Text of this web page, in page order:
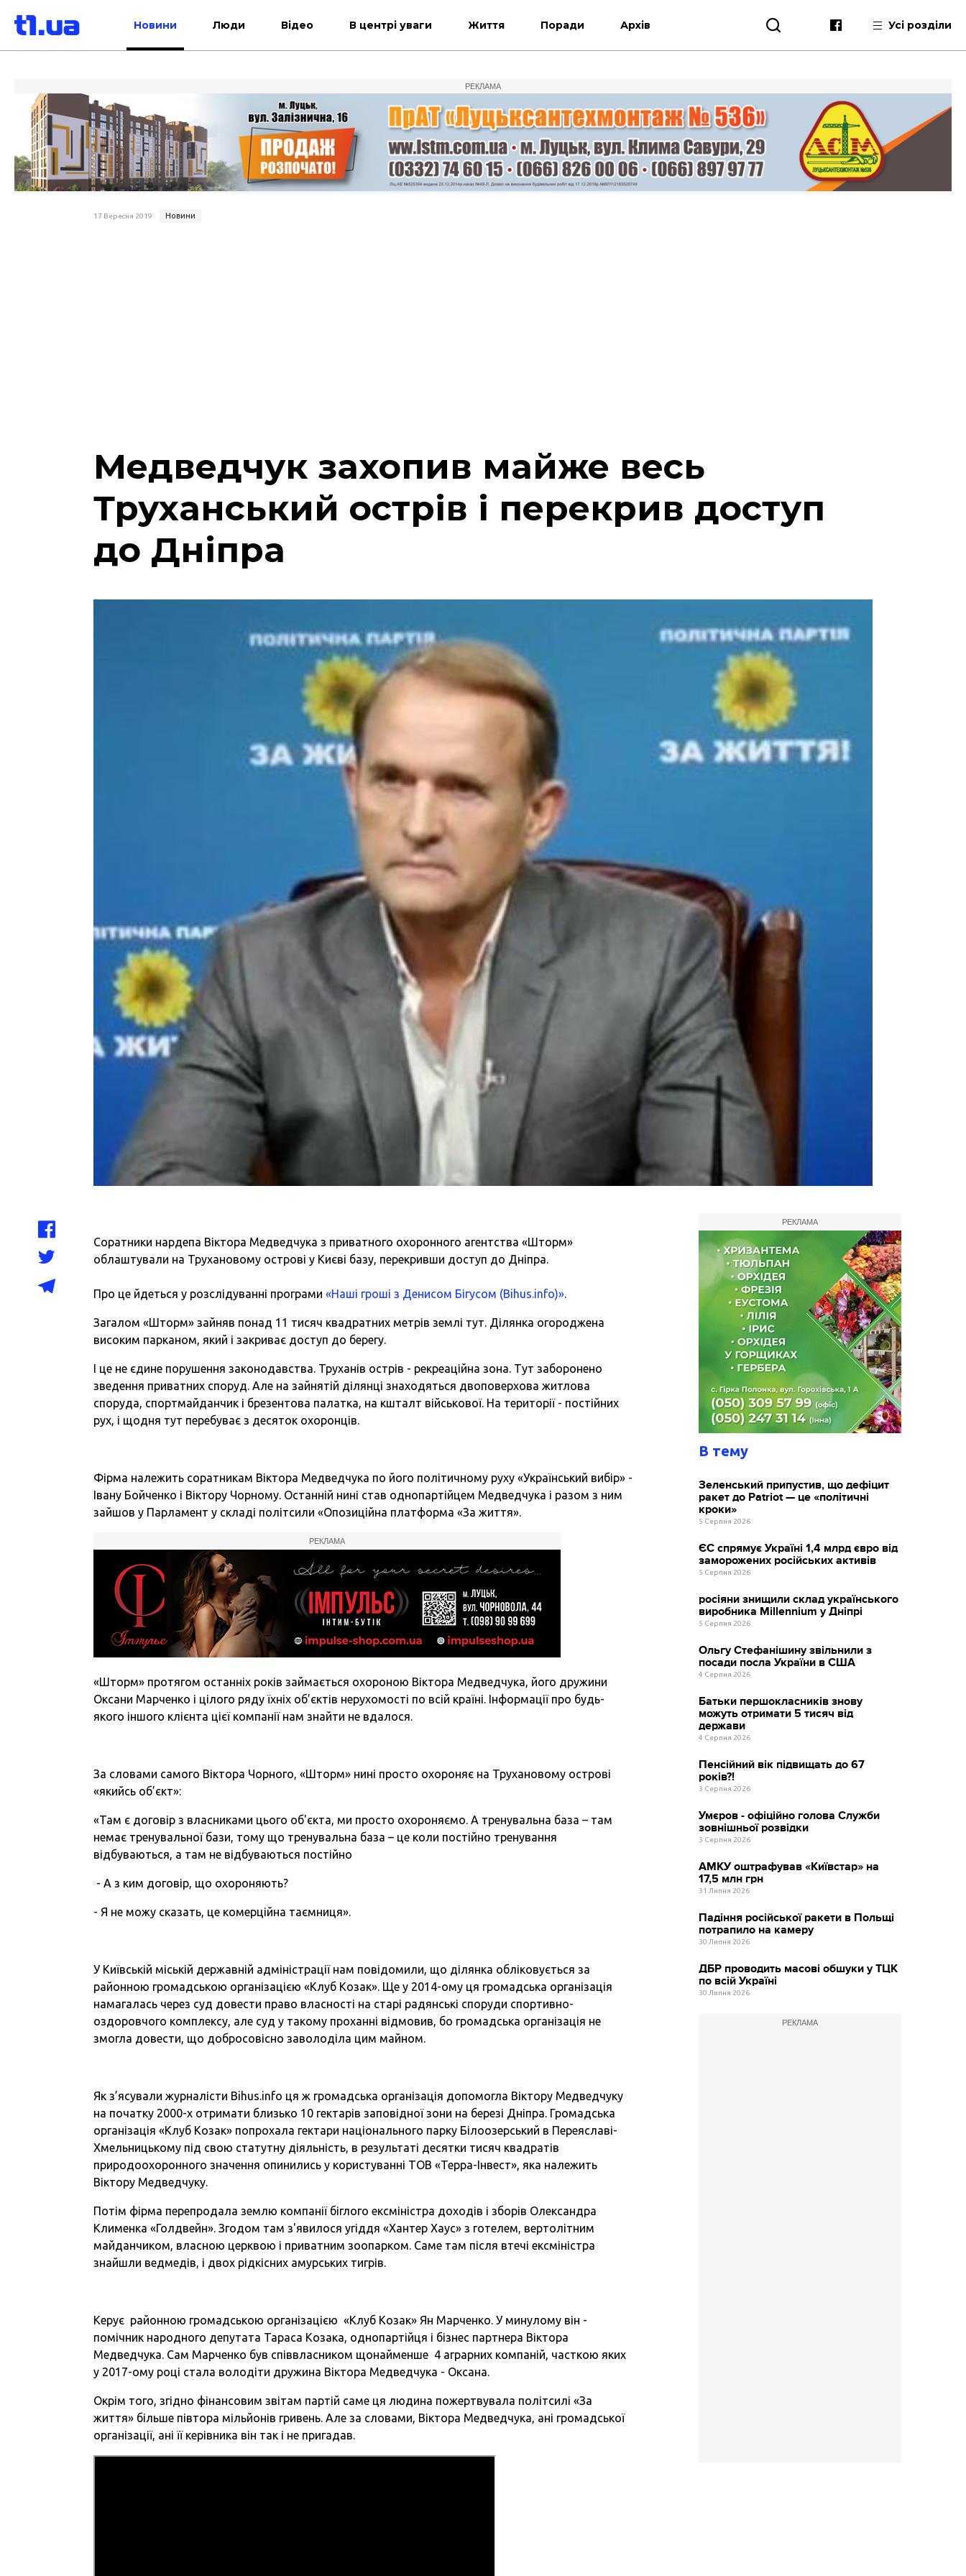
Новини Люди Відео В центрі уваги Життя Поради Архів Усі розділи
РЕКЛАМА
17 Вересня 2019 Новини
Медведчук захопив майже весь
Труханський острів і перекрив доступ
до Дніпра
Соратники нардепа Віктора Медведчука з приватного охоронного агентства «Шторм»
облаштували на Трухановому острові у Києві базу, перекривши доступ до Дніпра.
Про це йдеться у розслідуванні програми«Наші гроші з Денисом Бігусом (Bihus.info)».
Загалом «Шторм» зайняв понад 11 тисяч квадратних метрів землі тут. Ділянка огороджена
високим парканом, який і закриває доступ до берегу.
І це не єдине порушення законодавства. Труханів острів - рекреаційна зона. Тут заборонено
зведення приватних споруд. Але на зайнятій ділянці знаходяться двоповерхова житлова
споруда, спортмайданчик і брезентова палатка, на кшталт військової. На території - постійних
рух, і щодня тут перебуває з десяток охоронців.
Фірма належить соратникам Віктора Медведчука по його політичному руху «Український вибір» -
Івану Бойченко і Віктору Чорному. Останній нині став однопартійцем Медведчука і разом з ним
зайшов у Парламент у складі політсили «Опозиційна платформа «За життя».
РЕКЛАМА
«Шторм» протягом останніх років займається охороною Віктора Медведчука, його дружини
Оксани Марченко і цілого ряду їхніх об’єктів нерухомості по всій країні. Інформації про будь-
якого іншого клієнта цієї компанії нам знайти не вдалося.
За словами самого Віктора Чорного, «Шторм» нині просто охороняє на Трухановому острові
«якийсь об’єкт»:
«Там є договір з власниками цього об'єкта, ми просто охороняємо. А тренувальна база – там
немає тренувальної бази, тому що тренувальна база – це коли постійно тренування
відбуваються, а там не відбуваються постійно
- А з ким договір, що охороняють?
- Я не можу сказать, це комерційна таємниця».
У Київській міській державній адміністрації нам повідомили, що ділянка обліковується за
районною громадською організацією «Клуб Козак». Ще у 2014-ому ця громадська організація
намагалась через суд довести право власності на старі радянські споруди спортивно-
оздоровчого комплексу, але суд у такому проханні відмовив, бо громадська організація не
змогла довести, що добросовісно заволоділа цим майном.
Як з’ясували журналісти Bihus.info ця ж громадська організація допомогла Віктору Медведчуку
на початку 2000-х отримати близько 10 гектарів заповідної зони на березі Дніпра. Громадська
організація «Клуб Козак» попрохала гектари національного парку Білоозерський в Переяславі-
Хмельницькому під свою статутну діяльність, в результаті десятки тисяч квадратів
природоохоронного значення опинились у користуванні ТОВ «Терра-Інвест», яка належить
Віктору Медведчуку.
Потім фірма перепродала землю компанії біглого ексміністра доходів і зборів Олександра
Клименка «Голдвейн». Згодом там з'явилося угіддя «Хантер Хаус» з готелем, вертолітним
майданчиком, власною церквою і приватним зоопарком. Саме там після втечі ексміністра
знайшли ведмедів, і двох рідкісних амурських тигрів.
Керує районною громадською організацією «Клуб Козак» Ян Марченко. У минулому він -
помічник народного депутата Тараса Козака, однопартійця і бізнес партнера Віктора
Медведчука. Сам Марченко був співвласником щонайменше 4 аграрних компаній, часткою яких
у 2017-ому році стала володіти дружина Віктора Медведчука - Оксана.
Окрім того, згідно фінансовим звітам партій саме ця людина пожертвувала політсилі «За
життя» більше півтора мільйонів гривень. Але за словами, Віктора Медведчука, ані громадської
організації, ані її керівника він так і не пригадав.
РЕКЛАМА
В тему
Зеленський припустив, що дефіцит
ракет до Patriot — це «політичні
кроки»
5 Серпня 2026
ЄС спрямує Україні 1,4 млрд євро від
заморожених російських активів
5 Серпня 2026
росіяни знищили склад українського
виробника Millennium у Дніпрі
5 Серпня 2026
Ольгу Стефанішину звільнили з
посади посла України в США
4 Серпня 2026
Батьки першокласників знову
можуть отримати 5 тисяч від
держави
4 Серпня 2026
Пенсійний вік підвищать до 67
років?!
3 Серпня 2026
Умєров - офіційно голова Служби
зовнішньої розвідки
3 Серпня 2026
АМКУ оштрафував «Київстар» на
17,5 млн грн
31 Липня 2026
Падіння російської ракети в Польщі
потрапило на камеру
30 Липня 2026
ДБР проводить масові обшуки у ТЦК
по всій Україні
30 Липня 2026
РЕКЛАМА